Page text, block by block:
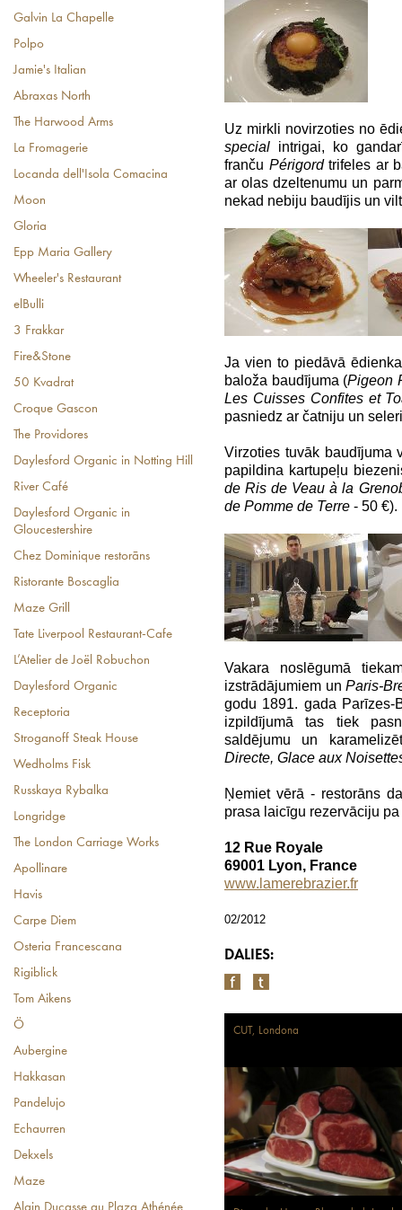
Galvin La Chapelle
Polpo
Jamie's Italian
Abraxas North
The Harwood Arms
La Fromagerie
Locanda dell'Isola Comacina
Moon
Gloria
Epp Maria Gallery
Wheeler's Restaurant
elBulli
3 Frakkar
Fire&Stone
50 Kvadrat
Croque Gascon
The Providores
Daylesford Organic in Notting Hill
River Café
Daylesford Organic in
Gloucestershire
Chez Dominique restorāns
Ristorante Boscaglia
Maze Grill
Tate Liverpool Restaurant-Cafe
L’Atelier de Joël Robuchon
Daylesford Organic
Receptoria
Stroganoff Steak House
Wedholms Fisk
Russkaya Rybalka
Longridge
The London Carriage Works
Apollinare
Havis
Carpe Diem
Osteria Francescana
Rigiblick
Tom Aikens
Ö
Aubergine
Hakkasan
Pandelujo
Echaurren
Dekxels
Maze
Uz mirkli novirzoties no
special intrigai, ko
franču Périgordtrifeles ar
ar olas dzeltenumu un
nekad nebiju baudījis un
Ja vien to piedāvā
baloža baudījuma (Pigeon
Les Cuisses Confites et
pasniedz ar čatniju un
Virzoties tuvāk baudījuma
papildina kartupeļu
de Ris de Veau à la
de Pomme de Terre - 50 €).
Vakara noslēgumā
izstrādājumiem un Paris-
godu 1891. gada Parīzes-
izpildījumā tas tiek
saldējumu un
Directe, Glace aux
Ņemiet vērā - restorāns
prasa laicīgu rezervāciju
12 Rue Royale
69001 Lyon, France
www.lamerebrazier.fr
02/2012
DALIES:
CUT, Londona